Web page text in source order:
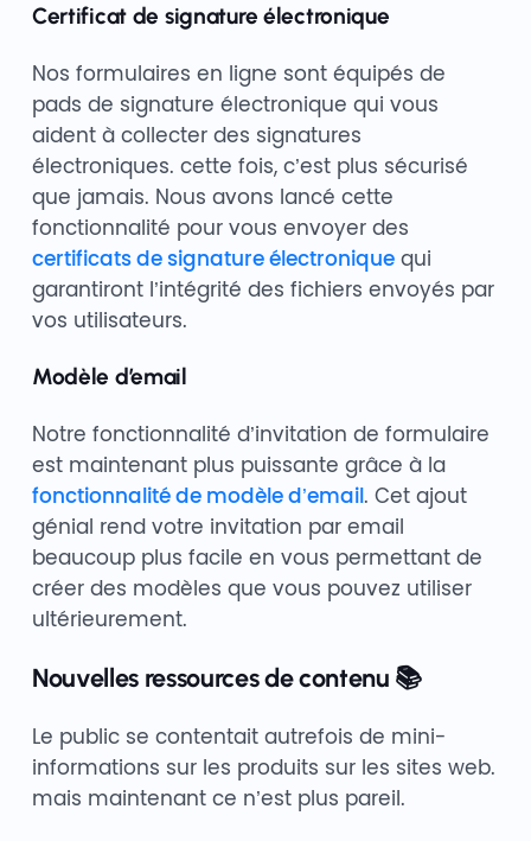
Certificat de signature électronique
Nos formulaires en ligne sont équipés de
pads de signature électronique qui vous
aident à collecter des signatures
électroniques. cette fois, c’est plus sécurisé
que jamais. Nous avons lancé cette
fonctionnalité pour vous envoyer des
certificats de signature électroniquequi
garantiront l’intégrité des fichiers envoyés par
vos utilisateurs.
Modèle d’email
Notre fonctionnalité d’invitation de formulaire
est maintenant plus puissante grâce à la
fonctionnalité de modèle d’email. Cet ajout
génial rend votre invitation par email
beaucoup plus facile en vous permettant de
créer des modèles que vous pouvez utiliser
ultérieurement.
Nouvelles ressources de contenu 📚
Le public se contentait autrefois de mini-
informations sur les produits sur les sites web.
mais maintenant ce n’est plus pareil.